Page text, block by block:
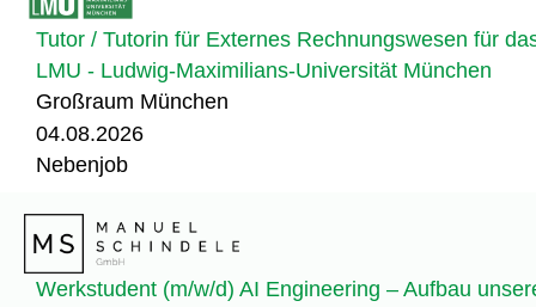
Tutor / Tutorin für Externes Rechnungswesen für
LMU - Ludwig-Maximilians-Universität München
Großraum München
04.08.2026
Nebenjob
Werkstudent (m/w/d) AI Engineering – Aufbau